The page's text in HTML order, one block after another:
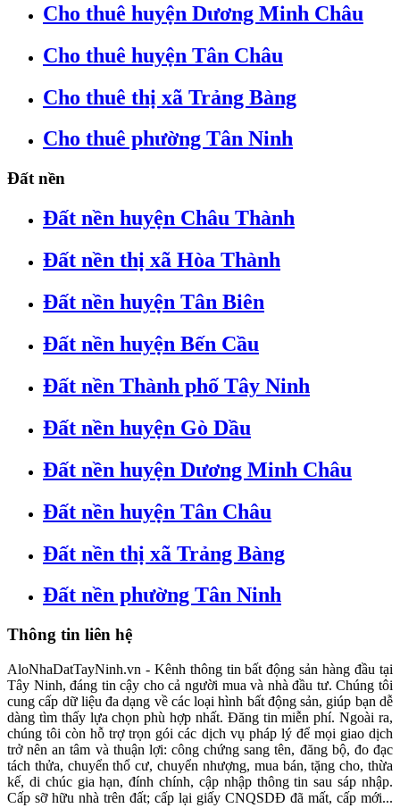
Cho thuê huyện Dương Minh Châu
Cho thuê huyện Tân Châu
Cho thuê thị xã Trảng Bàng
Cho thuê phường Tân Ninh
Đất nền
Đất nền huyện Châu Thành
Đất nền thị xã Hòa Thành
Đất nền huyện Tân Biên
Đất nền huyện Bến Cầu
Đất nền Thành phố Tây Ninh
Đất nền huyện Gò Dầu
Đất nền huyện Dương Minh Châu
Đất nền huyện Tân Châu
Đất nền thị xã Trảng Bàng
Đất nền phường Tân Ninh
Thông tin liên hệ
AloNhaDatTayNinh.vn - Kênh thông tin bất động sản hàng đầu tại
Tây Ninh, đáng tin cậy cho cả người mua và nhà đầu tư. Chúng tôi
cung cấp dữ liệu đa dạng về các loại hình bất động sản, giúp bạn dễ
dàng tìm thấy lựa chọn phù hợp nhất. Đăng tin miễn phí. Ngoài ra,
chúng tôi còn hỗ trợ trọn gói các dịch vụ pháp lý để mọi giao dịch
trở nên an tâm và thuận lợi: công chứng sang tên, đăng bộ, đo đạc
tách thửa, chuyển thổ cư, chuyển nhượng, mua bán, tặng cho, thừa
kế, di chúc gia hạn, đính chính, cập nhập thông tin sau sáp nhập.
Cấp sỡ hữu nhà trên đất; cấp lại giấy CNQSDĐ đã mất, cấp mới...